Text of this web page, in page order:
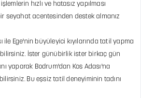
hızlı ve hatasız yapılması
seyahat acentesinden destek almanız
ile Ege'nin büyüleyici kıyılarında tatil yapma
İster günübirlik ister birkaç gün
yaparak Bodrum'dan Kos Adası'na
Bu eşsiz tatil deneyiminin tadını